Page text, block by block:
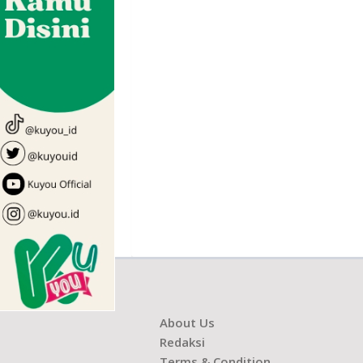
About Us
Redaksi